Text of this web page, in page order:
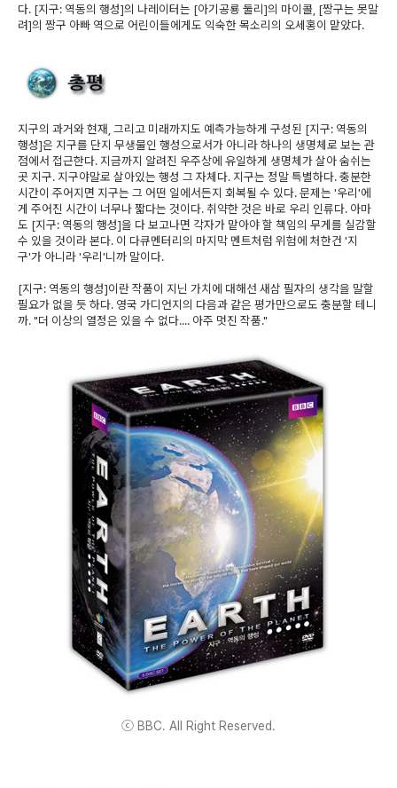
다. [지구: 역동의 행성]의 나레이터는 [아기공룡 둘리]의 마이콜, [짱구는 못말
려]의 짱구 아빠 역으로 어린이들에게도 익숙한 목소리의 오세홍이 맡았다.
지구의 과거와 현재, 그리고 미래까지도 예측가능하게 구성된 [지구: 역동의
행성]은 지구를 단지 무생물인 행성으로서가 아니라 하나의 생명체로 보는 관
점에서 접근한다. 지금까지 알려진 우주상에 유일하게 생명체가 살아 숨쉬는
곳 지구. 지구야말로 살아있는 행성 그 자체다. 지구는 정말 특별하다. 충분한
시간이 주어지면 지구는 그 어떤 일에서든지 회복될 수 있다. 문제는 '우리'에
게 주어진 시간이 너무나 짧다는 것이다. 취약한 것은 바로 우리 인류다. 아마
도 [지구: 역동의 행성]을 다 보고나면 각자가 맡아야 할 책임의 무게를 실감할
수 있을 것이라 본다. 이 다큐멘터리의 마지막 멘트처럼 위험에 처한건 '지
구'가 아니라 '우리'니까 말이다.
[지구: 역동의 행성]이란 작품이 지닌 가치에 대해선 새삼 필자의 생각을 말할
필요가 없을 듯 하다. 영국 가디언지의 다음과 같은 평가만으로도 충분할 테니
까. "더 이상의 열정은 있을 수 없다.... 아주 멋진 작품."
ⓒ BBC. All Right Reserved.